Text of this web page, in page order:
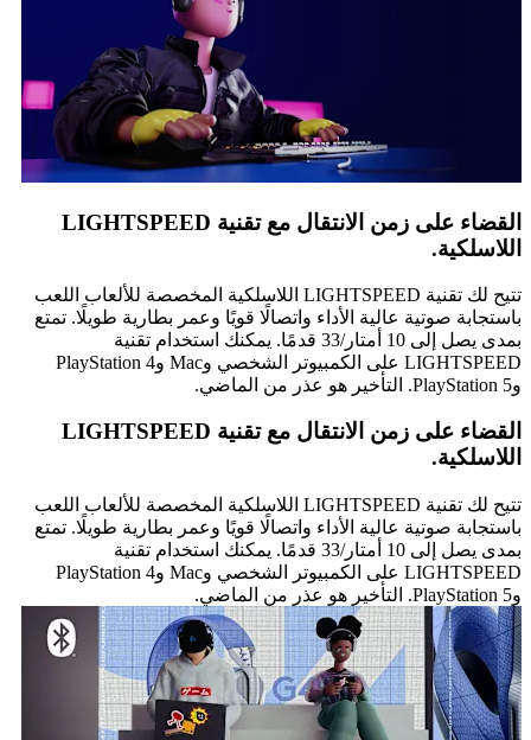
القضاء على زمن الانتقال مع تقنية LIGHTSPEED
اللاسلكية.
تتيح لك تقنية LIGHTSPEED اللاسلكية المخصصة للألعاب اللعب
باستجابة صوتية عالية الأداء واتصالًا قويًا وعمر بطارية طويلًا. تمتع
بمدى يصل إلى 10 أمتار/33 قدمًا. يمكنك استخدام تقنية
LIGHTSPEED على الكمبيوتر الشخصي وMac وPlayStation 4
وPlayStation 5. التأخير هو عذر من الماضي.
القضاء على زمن الانتقال مع تقنية LIGHTSPEED
اللاسلكية.
تتيح لك تقنية LIGHTSPEED اللاسلكية المخصصة للألعاب اللعب
باستجابة صوتية عالية الأداء واتصالًا قويًا وعمر بطارية طويلًا. تمتع
بمدى يصل إلى 10 أمتار/33 قدمًا. يمكنك استخدام تقنية
LIGHTSPEED على الكمبيوتر الشخصي وMac وPlayStation 4
وPlayStation 5. التأخير هو عذر من الماضي.